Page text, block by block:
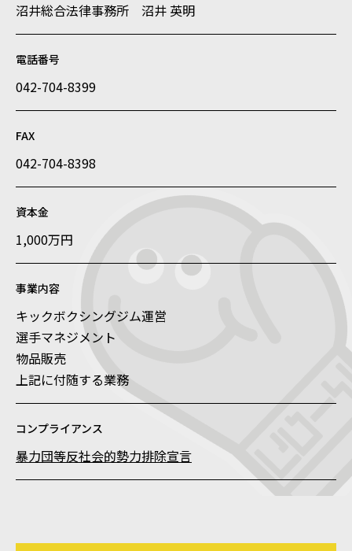
沼井総合法律事務所 沼井 英明
電話番号
042-704-8399
FAX
042-704-8398
資本金
1,000万円
事業内容
キックボクシングジム運営
選手マネジメント
物品販売
上記に付随する業務
コンプライアンス
暴力団等反社会的勢力排除宣言